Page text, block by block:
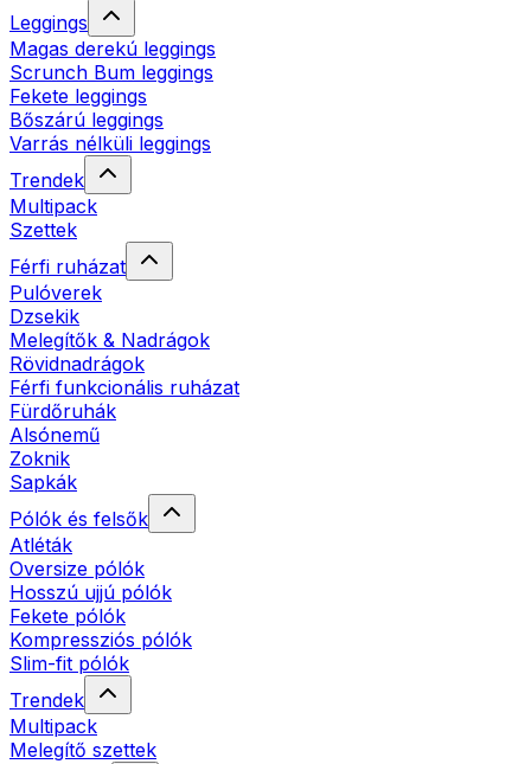
Leggings
Magas derekú leggings
Scrunch Bum leggings
Fekete leggings
Bőszárú leggings
Varrás nélküli leggings
Trendek
Multipack
Szettek
Férfi ruházat
Pulóverek
Dzsekik
Melegítők & Nadrágok
Rövidnadrágok
Férfi funkcionális ruházat
Fürdőruhák
Alsónemű
Zoknik
Sapkák
Pólók és felsők
Atléták
Oversize pólók
Hosszú ujjú pólók
Fekete pólók
Kompressziós pólók
Slim-fit pólók
Trendek
Multipack
Melegítő szettek